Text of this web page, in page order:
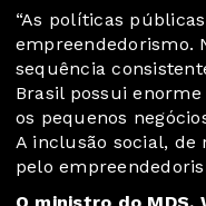
“As políticas
empreendedorismo.
sequência
Brasil possui
os pequenos
A inclusão social, de
pelo